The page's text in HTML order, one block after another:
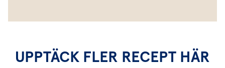
UPPTÄCK FLER RECEPT HÄR